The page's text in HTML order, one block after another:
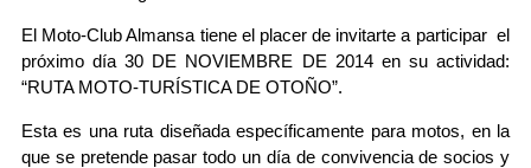
El Moto-Club Almansa tiene el placer de invitarte a participar el
próximo día 30 DE NOVIEMBRE DE 2014 en su actividad:
“RUTA MOTO-TURÍSTICA DE OTOÑO”.
Esta es una ruta diseñada específicamente para motos, en la
que se pretende pasar todo un día de convivencia de socios y